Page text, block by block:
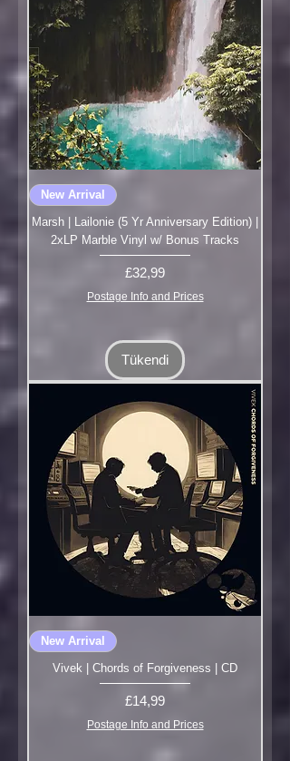
New Arrival
Marsh | Lailonie (5 Yr Anniversary Edition) |
2xLP Marble Vinyl w/ Bonus Tracks
Fiyat
£32,99
Postage Info and Prices
Tükendi
New Arrival
Vivek | Chords of Forgiveness | CD
Fiyat
£14,99
Postage Info and Prices